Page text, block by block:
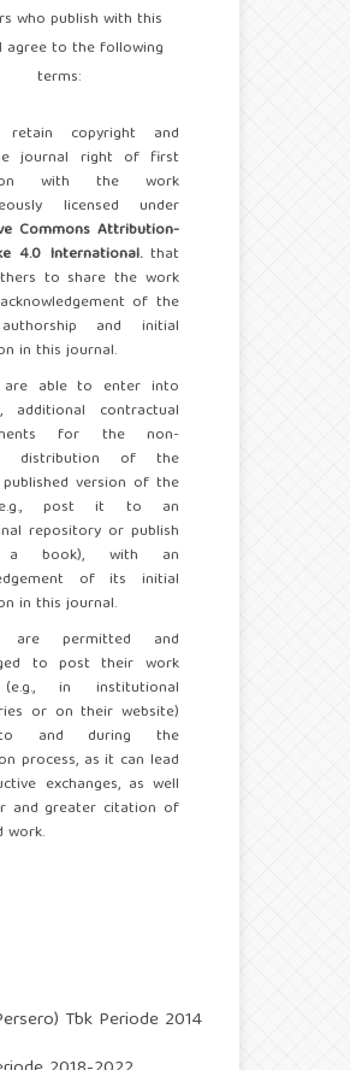
who publish with this
agree to the following
terms:
retain copyright and
journal right of first
with the work
licensed under
Commons Attribution-
4.0 International.that
to share the work
of the
and initial
in this journal.
are able to enter into
additional contractual
for the non-
distribution of the
version of the
post it to an
repository or publish
book), with an
of its initial
in this journal.
are permitted and
to post their work
in institutional
or on their website)
and during the
process, as it can lead
exchanges, as well
and greater citation of
work.
Tbk Periode 2014